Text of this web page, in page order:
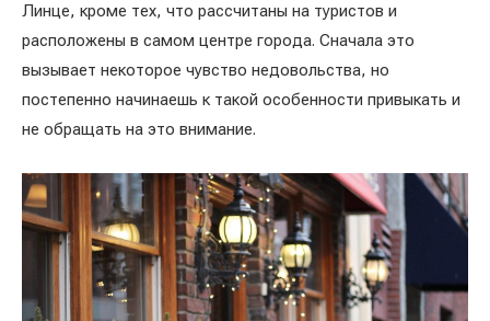
Линце, кроме тех, что рассчитаны на туристов и
расположены в самом центре города. Сначала это
вызывает некоторое чувство недовольства, но
постепенно начинаешь к такой особенности привыкать и
не обращать на это внимание.